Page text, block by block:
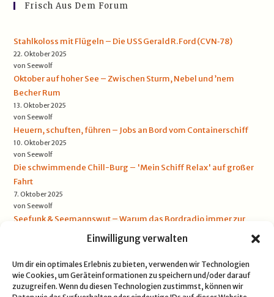
Einwilligung verwalten
Um dir ein optimales Erlebnis zu bieten, verwenden wir Technologien
wie Cookies, um Geräteinformationen zu speichern und/oder darauf
zuzugreifen. Wenn du diesen Technologien zustimmst, können wir
Frisch Aus Dem Forum
Stahlkoloss mit Flügeln – Die USS Gerald R. Ford (CVN‑78)
22. Oktober 2025
von Seewolf
Oktober auf hoher See – Zwischen Sturm, Nebel und ’nem
Becher Rum
13. Oktober 2025
von Seewolf
Heuern, schuften, führen – Jobs an Bord vom Containerschiff
10. Oktober 2025
von Seewolf
Die schwimmende Chill-Burg – 'Mein Schiff Relax' auf großer
Fahrt
7. Oktober 2025
von Seewolf
Seefunk & Seemannswut – Warum das Bordradio immer zur
falschen Zeit rauscht